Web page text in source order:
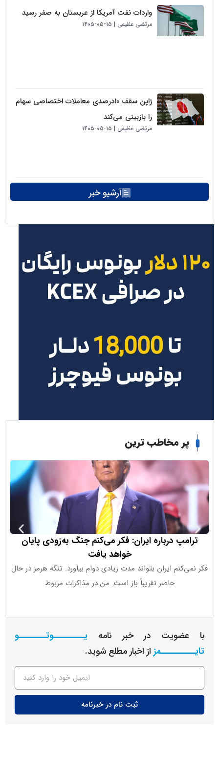
واردات نفت آمریکا از عربستان به صفر رسید
مرتضی عظیمی ۱۵-۰۵-۱۴۰۵
ژاپن سقف ۱۰درصدی معاملات اختصاصی سهام
را بازبینی می‌کند
مرتضی عظیمی ۱۵-۰۵-۱۴۰۵
آرشیو خبر
پر مخاطب ترین
درباره ایران: فکر می‌کنم جنگ به‌زودی پایان
خواهد یافت
ایران بتواند مدت زیادی دوام بیاورد. تنگه هرمز در حال
حاضر تقریباً باز است. من در مذاکرات مربوط
اوپن‌ای‌آی
در خبر نامه
یـــــــــوتــــــــو
از اخبار مطلع شوید.
ثبت نام در خبرنامه